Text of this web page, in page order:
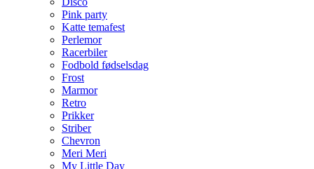
Pink party
Katte temafest
Perlemor
Racerbiler
Fodbold fødselsdag
Frost
Marmor
Retro
Prikker
Striber
Chevron
Meri Meri
My Little Day